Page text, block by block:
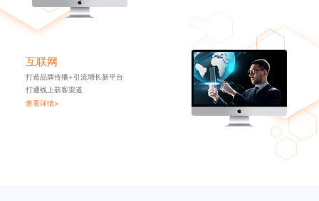
互联网
打造品牌传播+引流增长新平台
打通线上获客渠道
查看详情>